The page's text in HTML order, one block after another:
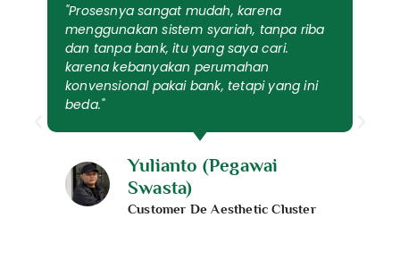
"Prosesnya sangat mudah, karena
menggunakan sistem syariah, tanpa riba
dan tanpa bank, itu yang saya cari.
karena kebanyakan perumahan
konvensional pakai bank, tetapi yang ini
beda."
Yulianto (Pegawai
Swasta)
Customer De Aesthetic Cluster